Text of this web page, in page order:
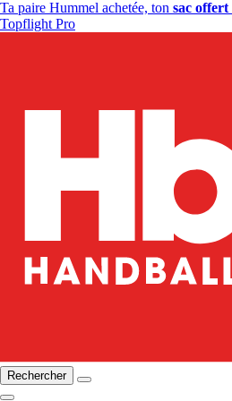
Ta paire Hummel achetée, ton sac offert
Topflight Pro
Rechercher